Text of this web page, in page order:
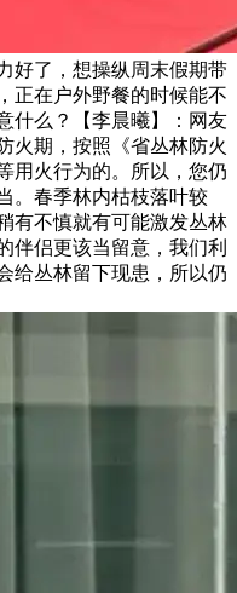
好了，想操纵周末假期带
正在户外野餐的时候能不
什么？【李晨曦】：网友
火期，按照《省丛林防火
用火行为的。所以，您仍
。春季林内枯枝落叶较
有不慎就有可能激发丛林
伴侣更该当留意，我们利
给丛林留下现患，所以仍